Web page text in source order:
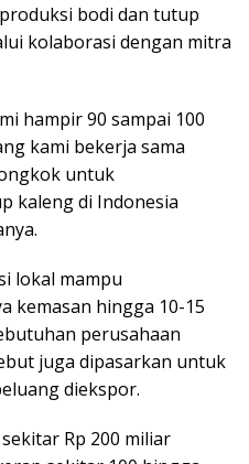
bodi dan tutup
kolaborasi dengan mitra
hampir 90 sampai 100
kami bekerja sama
untuk
kaleng di Indonesia
lokal mampu
kemasan hingga 10-15
perusahaan
juga dipasarkan untuk
diekspor.
Rp 200 miliar